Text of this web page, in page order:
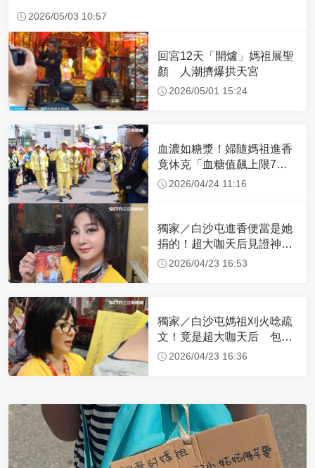
2026/05/03 10:57
回宮12天「開爐」媽祖展聖
顏 人潮擠爆拱天宮
2026/05/01 15:24
血濃如糖漿！婦隨媽祖進香
竟休克「血糖值飆上限7
倍」 醫曝原因
2026/04/24 11:16
獨家／白沙屯進香便當是她
捐的！超大咖天后見證神
蹟 一靠近媽祖就爆哭
2026/04/23 16:53
獨家／白沙屯媽祖刈火唸疏
文！竟是超大咖天后 包尿
布忍尿5小時不喊累
2026/04/23 16:36